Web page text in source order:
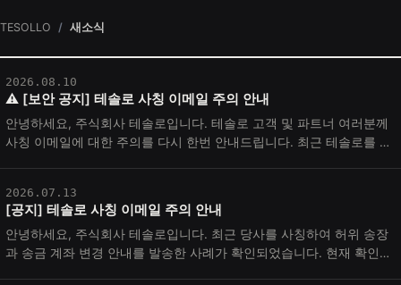
TESOLLO 새소식
⚠️ [보안 공지] 테솔로 사칭 이메일 주의 안내
안녕하세요, 주식회사 테솔로입니다. 테솔로 고객 및 파트너 여러분께
사칭 이메일에 대한 주의를 다시 한번 안내드립니다. 최근 테솔로를 사
2026.08.10
[공지] 테솔로 사칭 이메일 주의 안내
안녕하세요, 주식회사 테솔로입니다. 최근 당사를 사칭하여 허위 송장
과 송금 계좌 변경 안내를 발송한 사례가 확인되었습니다. 현재 확인된
2026.07.13